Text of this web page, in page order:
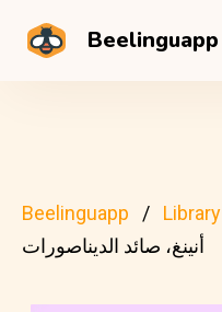
Beelinguapp
Beelinguapp Library
أنينغ، صائد الديناصورات